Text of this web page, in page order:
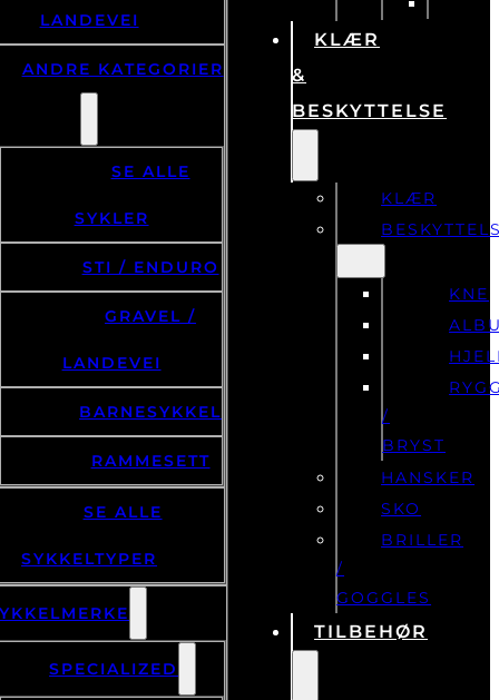
LANDEVEI
ANDRE KATEGORIER
SE ALLE
SYKLER
STI / ENDURO
GRAVEL /
LANDEVEI
BARNESYKKEL
RAMMESETT
SE ALLE
SYKKELTYPER
SPECIALIZED
KLÆR
&
BESKYTTELSE
KLÆR
KNE
/
BRYST
HANSKER
SKO
BRILLER
/
GOGGLES
TILBEHØR